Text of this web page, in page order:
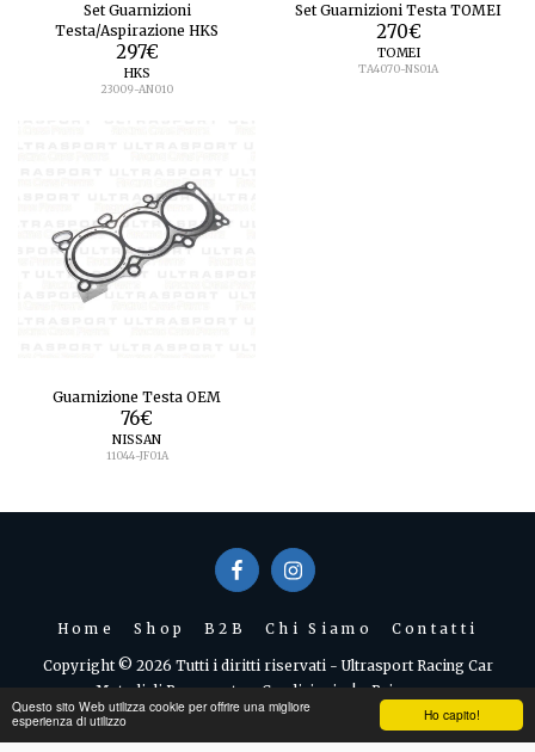
Ho capito!
Questo sito Web utilizza cookie per offrire una migliore
esperienza di utilizzo
Set Guarnizioni
Testa/Aspirazione HKS
297€
HKS
23009-AN010
Set Guarnizioni Testa TOMEI
270€
TOMEI
TA4070-NS01A
Guarnizione Testa OEM
76€
NISSAN
11044-JF01A
Home Shop B2B Chi Siamo Contatti
Copyright © 2026 Tutti i diritti riservati - Ultrasport Racing Car
Metodi di Pagamento e Condizioni|Privacy